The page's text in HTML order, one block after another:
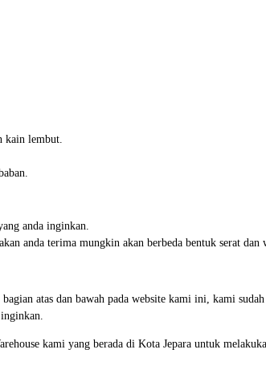
kain lembut.
anda inginkan.
anda terima mungkin akan berbeda bentuk serat dan
atas dan bawah pada website kami ini, kami
kami yang berada di Kota Jepara untuk